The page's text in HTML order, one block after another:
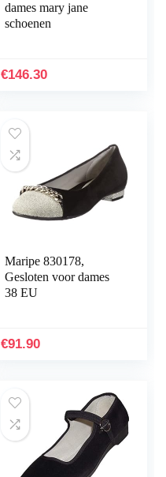
dames mary jane
schoenen
€146.30
Maripe 830178,
Gesloten voor dames
38 EU
€91.90